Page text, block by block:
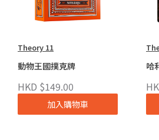
Theory 11
動物王國撲克牌
HKD $149.00
加入購物車
哈